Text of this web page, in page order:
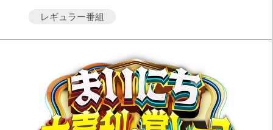
レギュラー番組